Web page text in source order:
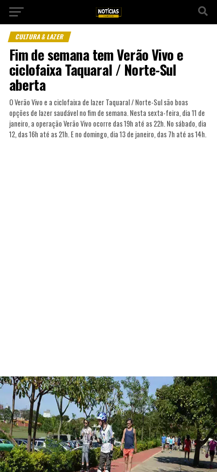
CULTURA & LAZER
Fim de semana tem Verão Vivo e
ciclofaixa Taquaral / Norte-Sul
aberta
O Verão Vivo e a ciclofaixa de lazer Taquaral / Norte-Sul são boas
opções de lazer saudável no fim de semana. Nesta sexta-feira, dia 11 de
janeiro, a operação Verão Vivo ocorre das 19h até as 22h. No sábado, dia
12, das 16h até as 21h. E no domingo, dia 13 de janeiro, das 7h até as 14h.